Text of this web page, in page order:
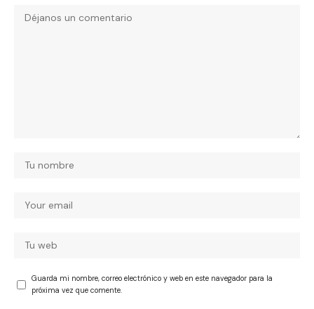
Guarda mi nombre, correo electrónico y web en este navegador para la
próxima vez que comente.